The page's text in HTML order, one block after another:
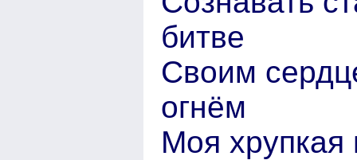
битве
Своим
огнём
Моя